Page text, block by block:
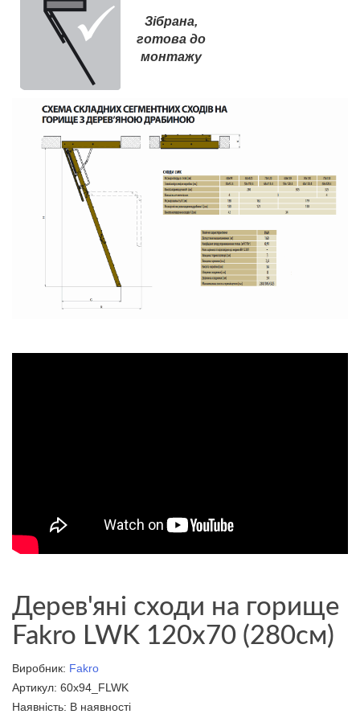
Зібрана,
готова до
монтажу
Дерев'яні сходи на горище
Fakro LWK 120x70 (280см)
Виробник: Fakro
Артикул: 60x94_FLWK
Наявність: В наявності